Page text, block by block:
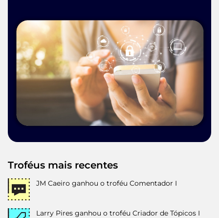
Troféus mais recentes
JM Caeiro ganhou o troféu Comentador I
Larry Pires ganhou o troféu Criador de Tópicos I